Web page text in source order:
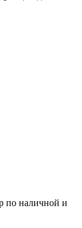
по наличной и